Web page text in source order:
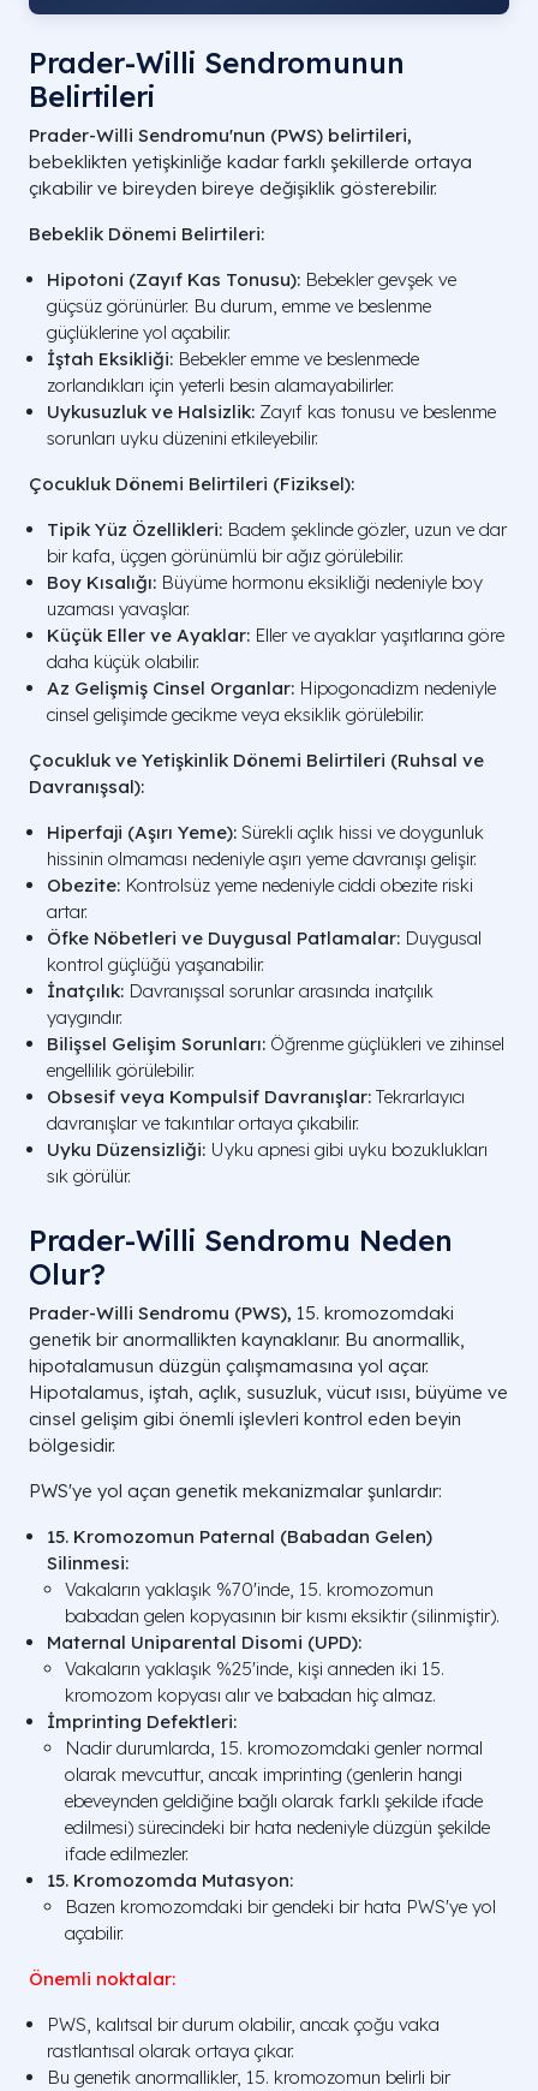
Prader-Willi Sendromunun
Belirtileri
Prader-Willi Sendromu'nun (PWS) belirtileri,
bebeklikten yetişkinliğe kadar farklı şekillerde ortaya
çıkabilir ve bireyden bireye değişiklik gösterebilir.
Bebeklik Dönemi Belirtileri:
Hipotoni (Zayıf Kas Tonusu): Bebekler gevşek ve
güçsüz görünürler. Bu durum, emme ve beslenme
güçlüklerine yol açabilir.
İştah Eksikliği: Bebekler emme ve beslenmede
zorlandıkları için yeterli besin alamayabilirler.
Uykusuzluk ve Halsizlik: Zayıf kas tonusu ve beslenme
sorunları uyku düzenini etkileyebilir.
Çocukluk Dönemi Belirtileri (Fiziksel):
Tipik Yüz Özellikleri: Badem şeklinde gözler, uzun ve dar
bir kafa, üçgen görünümlü bir ağız görülebilir.
Boy Kısalığı: Büyüme hormonu eksikliği nedeniyle boy
uzaması yavaşlar.
Küçük Eller ve Ayaklar: Eller ve ayaklar yaşıtlarına göre
daha küçük olabilir.
Az Gelişmiş Cinsel Organlar: Hipogonadizm nedeniyle
cinsel gelişimde gecikme veya eksiklik görülebilir.
Çocukluk ve Yetişkinlik Dönemi Belirtileri (Ruhsal ve
Davranışsal):
Hiperfaji (Aşırı Yeme): Sürekli açlık hissi ve doygunluk
hissinin olmaması nedeniyle aşırı yeme davranışı gelişir.
Obezite: Kontrolsüz yeme nedeniyle ciddi obezite riski
artar.
Öfke Nöbetleri ve Duygusal Patlamalar: Duygusal
kontrol güçlüğü yaşanabilir.
İnatçılık: Davranışsal sorunlar arasında inatçılık
yaygındır.
Bilişsel Gelişim Sorunları: Öğrenme güçlükleri ve zihinsel
engellilik görülebilir.
Obsesif veya Kompulsif Davranışlar: Tekrarlayıcı
davranışlar ve takıntılar ortaya çıkabilir.
Uyku Düzensizliği: Uyku apnesi gibi uyku bozuklukları
sık görülür.
Prader-Willi Sendromu Neden
Olur?
Prader-Willi Sendromu (PWS), 15. kromozomdaki
genetik bir anormallikten kaynaklanır. Bu anormallik,
hipotalamusun düzgün çalışmamasına yol açar.
Hipotalamus, iştah, açlık, susuzluk, vücut ısısı, büyüme ve
cinsel gelişim gibi önemli işlevleri kontrol eden beyin
bölgesidir.
PWS'ye yol açan genetik mekanizmalar şunlardır:
15. Kromozomun Paternal (Babadan Gelen)
Silinmesi:
Vakaların yaklaşık %70'inde, 15. kromozomun
babadan gelen kopyasının bir kısmı eksiktir (silinmiştir).
Maternal Uniparental Disomi (UPD):
Vakaların yaklaşık %25'inde, kişi anneden iki 15.
kromozom kopyası alır ve babadan hiç almaz.
İmprinting Defektleri:
Nadir durumlarda, 15. kromozomdaki genler normal
olarak mevcuttur, ancak imprinting (genlerin hangi
ebeveynden geldiğine bağlı olarak farklı şekilde ifade
edilmesi) sürecindeki bir hata nedeniyle düzgün şekilde
ifade edilmezler.
15. Kromozomda Mutasyon:
Bazen kromozomdaki bir gendeki bir hata PWS'ye yol
açabilir.
Önemli noktalar:
PWS, kalıtsal bir durum olabilir, ancak çoğu vaka
rastlantısal olarak ortaya çıkar.
Bu genetik anormallikler, 15. kromozomun belirli bir